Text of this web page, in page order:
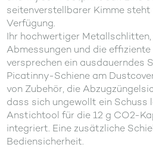
seitenverstellbarer Kimme
Verfügung.
Ihr hochwertiger Metallschlitten,
Abmessungen und die
versprechen ein ausdauerndes
Picatinny-Schiene am
von Zubehör, die
dass sich ungewollt ein Schuss
Anstichtool für die 12 g CO2-
integriert. Eine zusätzliche
Bediensicherheit.